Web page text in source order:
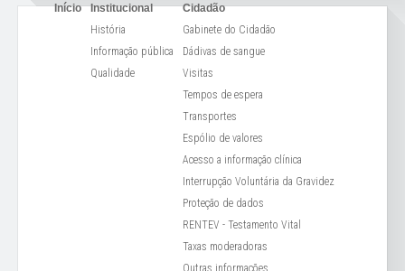
Início
Institucional
História
Informação pública
Qualidade
Cidadão
Gabinete do Cidadão
Dádivas de sangue
Visitas
Tempos de espera
Transportes
Espólio de valores
Acesso a informação clínica
Interrupção Voluntária da Gravidez
Proteção de dados
RENTEV - Testamento Vital
Taxas moderadoras
Outras informações